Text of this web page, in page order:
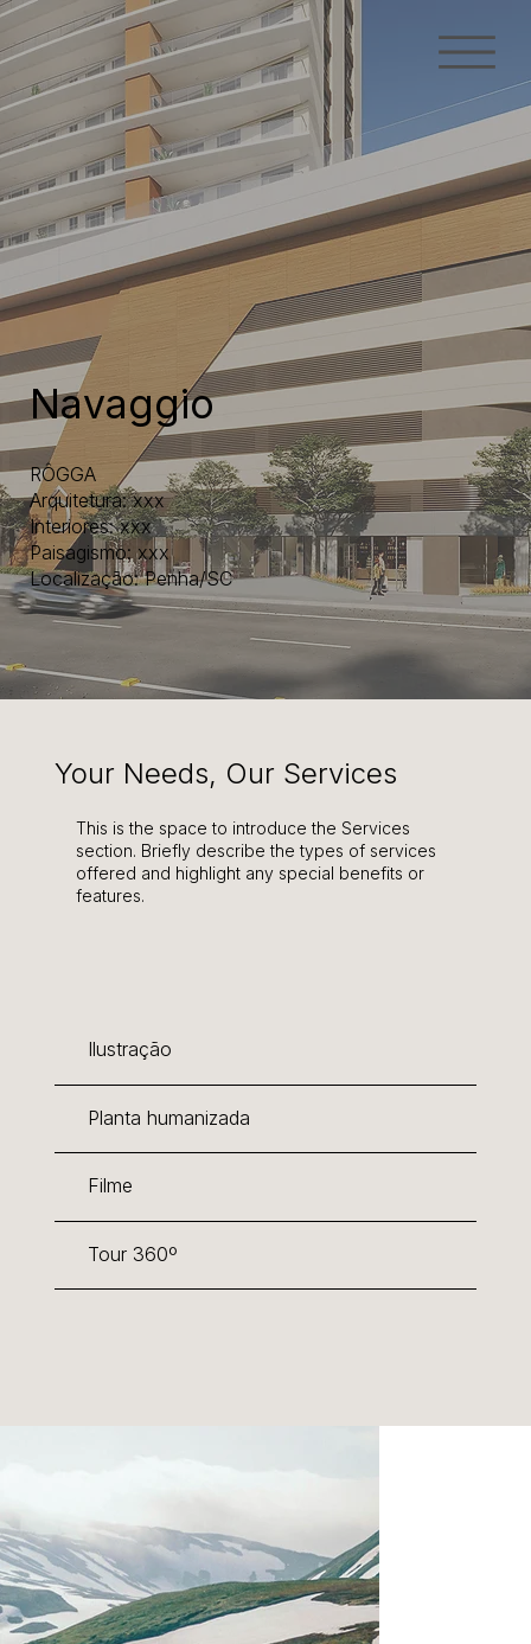
Your Needs, Our Services
This is the space to introduce the Services
section. Briefly describe the types of services
offered and highlight any special benefits or
features.
Ilustração
Planta humanizada
Filme
Tour 360º
Navaggio
RÔGGA
Arquitetura: xxx
Interiores: xxx
Paisagismo: xxx
Localização: Penha/SC